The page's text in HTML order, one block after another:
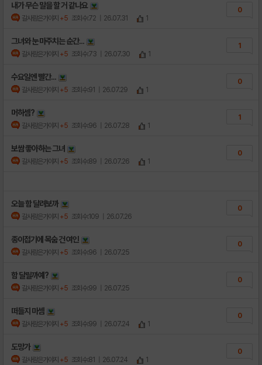
내가 무슨 말을 할 거 같나요
갈사람은가야지 +5 조회수:72 | 26.07.31 1
0
그녀와 눈 마주치는 순간...
갈사람은가야지 +5 조회수:73 | 26.07.30 1
1
수요일엔 빨간...
갈사람은가야지 +5 조회수:91 | 26.07.29 1
0
머하셈?
갈사람은가야지 +5 조회수:96 | 26.07.28 1
1
보쌈 좋아하는 그녀
갈사람은가야지 +5 조회수:89 | 26.07.26 1
0
오늘 함 달려보까
갈사람은가야지 +5 조회수:109 | 26.07.26
0
종이접기에 목숨 건 여인
갈사람은가야지 +5 조회수:96 | 26.07.25
0
함 달릴까예?
갈사람은가야지 +5 조회수:99 | 26.07.25
0
떠들지 마셈
갈사람은가야지 +5 조회수:99 | 26.07.24 1
0
도망가
갈사람은가야지 +5 조회수:81 | 26.07.24 1
0